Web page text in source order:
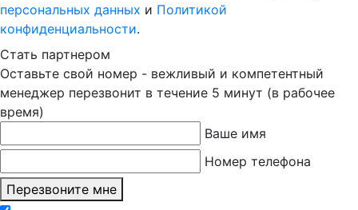
персональных данных и Политикой
конфиденциальности.
Стать партнером
Оставьте свой номер - вежливый и компетентный
менеджер перезвонит в течение 5 минут (в рабочее
время)
Ваше имя
Номер телефона
Перезвоните мне